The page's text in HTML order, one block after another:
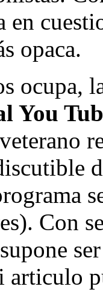
en
opaca.
ocupa,
You
Con
articulo